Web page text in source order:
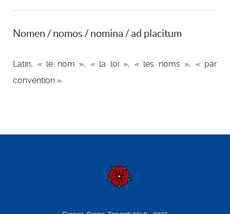
Nomen / nomos / nomina / ad placitum
Latin, « le nom », « la loi », « les noms », « par
convention ».